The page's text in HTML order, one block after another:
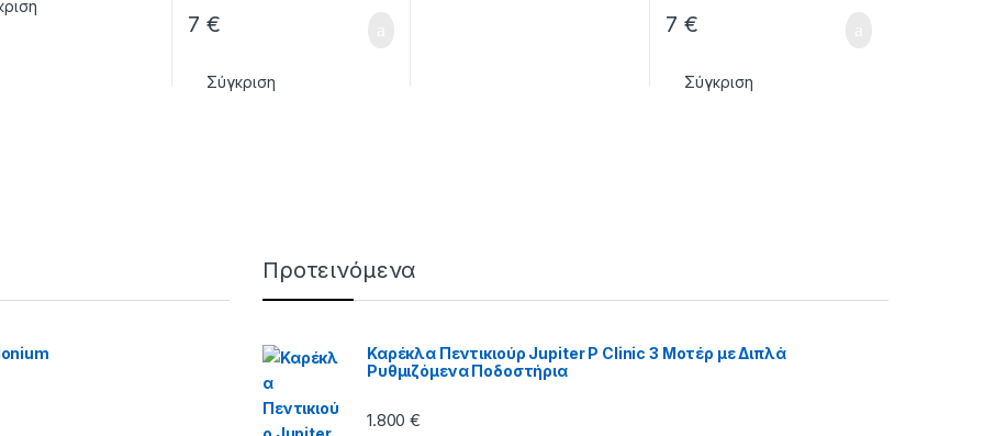
7€
Σύγκριση
7€
Σύγκριση
Προτεινόμενα
Καρέκλα Πεντικιούρ Jupiter P Clinic 3 Μοτέρ με Διπλά
Ρυθμιζόμενα Ποδοστήρια
1.800€